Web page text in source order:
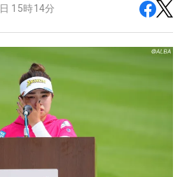
15時14分